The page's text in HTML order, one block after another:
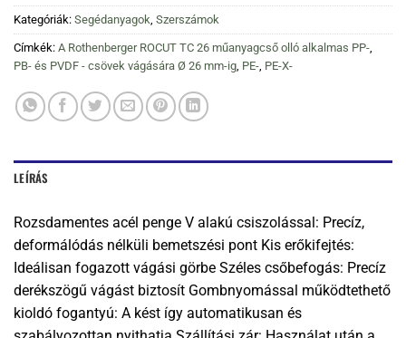
Kategóriák: Segédanyagok, Szerszámok
Címkék: A Rothenberger ROCUT TC 26 műanyagcső olló alkalmas PP-,
PB- és PVDF - csövek vágására Ø 26 mm-ig, PE-, PE-X-
LEÍRÁS
Rozsdamentes acél penge V alakú csiszolással: Precíz,
deformálódás nélküli bemetszési pont Kis erőkifejtés:
Ideálisan fogazott vágási görbe Széles csőbefogás: Precíz
derékszögű vágást biztosít Gombnyomással működtethető
kioldó fogantyú: A kést így automatikusan és